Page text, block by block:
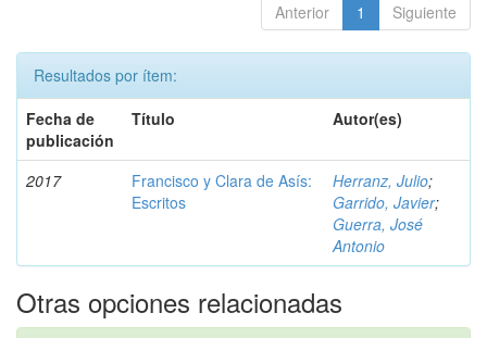
Anterior 1 Siguiente
Resultados por ítem:
Fecha de
publicación
Título Autor(es)
2017
Francisco y Clara de Asís:
Escritos
Herranz, Julio;
Garrido, Javier;
Guerra, José
Antonio
Otras opciones relacionadas